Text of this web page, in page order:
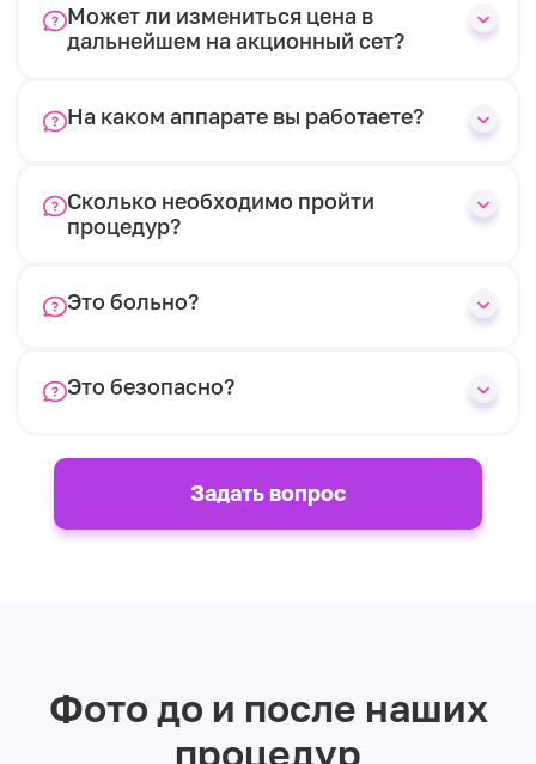
Может ли измениться цена в
дальнейшем на акционный сет?
На каком аппарате вы работаете?
Сколько необходимо пройти
процедур?
Это больно?
Это безопасно?
Задать вопрос
Фото до и после наших
процедур